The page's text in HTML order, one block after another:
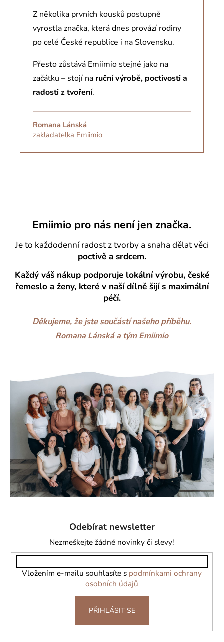
Z několika prvních kousků postupně
vyrostla značka, která dnes provází rodiny
po celé České republice i na Slovensku.
Přesto zůstává Emiimio stejné jako na
začátku – stojí na ruční výrobě, poctivosti a
radosti z tvoření.
Romana Lánská
zakladatelka Emiimio
Emiimio pro nás není jen značka.
Je to každodenní radost z tvorby a snaha dělat věci
poctivě a srdcem.
Každý váš nákup podporuje lokální výrobu, české
řemeslo a ženy, které v naší dílně šijí s maximální
péčí.
Děkujeme, že jste součástí našeho příběhu.
Romana Lánská a tým Emiimio
Odebírat newsletter
Nezmeškejte žádné novinky či slevy!
Vložením e-mailu souhlasíte s podmínkami ochrany
osobních údajů
PŘIHLÁSIT SE